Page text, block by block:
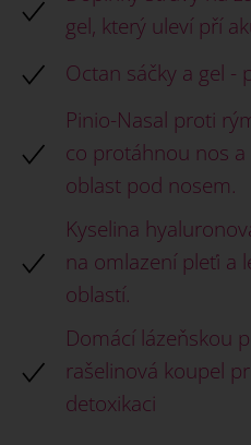
gel, který uleví pří
Octan sáčky a gel -
Pinio-Nasal proti
co protáhnou nos
oblast pod nosem.
Kyselina
na omlazení pleťi a
oblastí.
Domácí lázeňskou
rašelinová koupel
detoxikaci